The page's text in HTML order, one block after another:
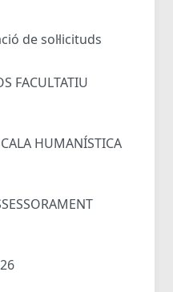
de sol·licituds
FACULTATIU
HUMANÍSTICA